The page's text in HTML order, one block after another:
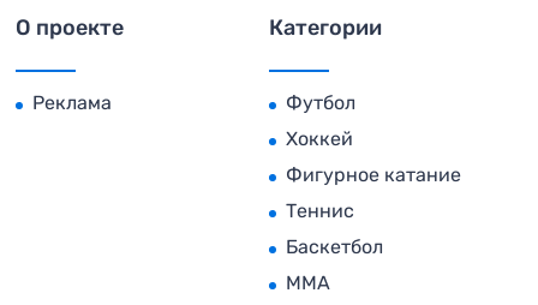
О проекте
Реклама
Категории
Футбол
Хоккей
Фигурное катание
Теннис
Баскетбол
MMA